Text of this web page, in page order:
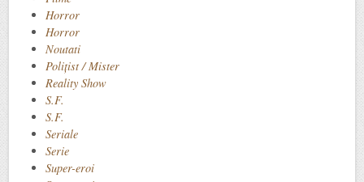
Horror
Horror
Noutati
Polițist / Mister
Reality Show
S.F.
S.F.
Seriale
Serie
Super-eroi